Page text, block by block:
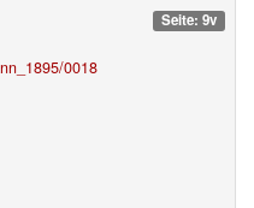
Seite: 9v
0018